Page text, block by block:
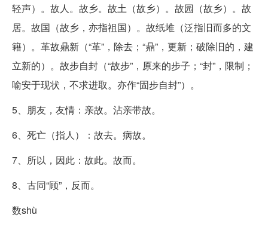
轻声）。故人。故乡。故土（故乡）。故园（故乡）。故
居。故国（故乡，亦指祖国）。故纸堆（泛指旧而多的文
籍）。革故鼎新（“革”，除去；“鼎”，更新；破除旧的，建
立新的）。故步自封（“故步”，原来的步子；“封”，限制；
喻安于现状，不求进取。亦作“固步自封”）。
5、朋友，友情：亲故。沾亲带故。
6、死亡（指人）：故去。病故。
7、所以，因此：故此。故而。
8、古同“顾”，反而。
数shù